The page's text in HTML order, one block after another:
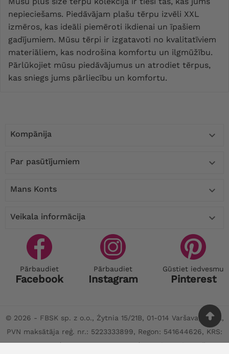
nepieciešams. Piedāvājam plašu tērpu izvēli XXL
izmēros, kas ideāli piemēroti ikdienai un īpašiem
gadījumiem. Mūsu tērpi ir izgatavoti no kvalitatīviem
materiāliem, kas nodrošina komfortu un ilgmūžību.
Pārlūkojiet mūsu piedāvājumus un atrodiet tērpus,
kas sniegs jums pārliecību un komfortu.
Kompānija 
Par pasūtījumiem 
Mans Konts 
Veikala informācija 
Pārbaudiet
Facebook
Pārbaudiet
Instagram
Gūstiet iedvesmu
Pinterest
© 2026 - FBSK sp. z o.o., Żytnia 15/21B, 01-014 Varšava, Polija,
PVN maksātāja reģ. nr.: 5223333899, Regon: 541644626, KRS:
0001170797 reģistrēta Uzņēmumu reģistrā, ko vada Varšavas